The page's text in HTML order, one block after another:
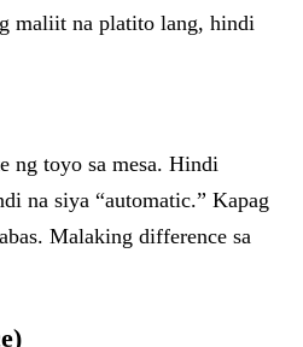
maliit na platito lang, hindi
ng toyo sa mesa. Hindi
na siya “automatic.” Kapag
Malaking difference sa